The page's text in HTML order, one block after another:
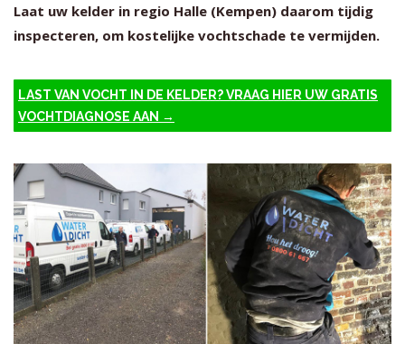
Laat uw kelder in regio Halle (Kempen) daarom tijdig
inspecteren, om kostelijke vochtschade te vermijden.
LAST VAN VOCHT IN DE KELDER? VRAAG HIER UW GRATIS
VOCHTDIAGNOSE AAN →